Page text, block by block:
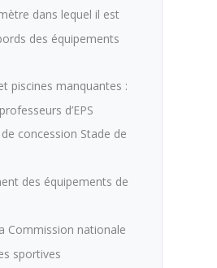
dans lequel il est
des équipements
piscines manquantes :
d’EPS
concession Stade de
des équipements de
Commission nationale
sportives